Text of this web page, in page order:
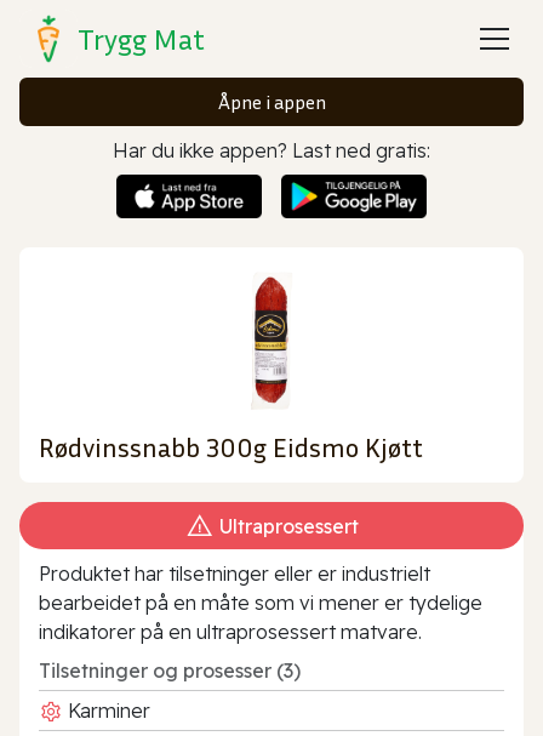
Trygg Mat
Åpne i appen
Har du ikke appen? Last ned gratis:
Rødvinssnabb 300g Eidsmo Kjøtt
Ultraprosessert
Produktet har tilsetninger eller er industrielt
bearbeidet på en måte som vi mener er tydelige
indikatorer på en ultraprosessert matvare.
Tilsetninger og prosesser (3)
Karminer